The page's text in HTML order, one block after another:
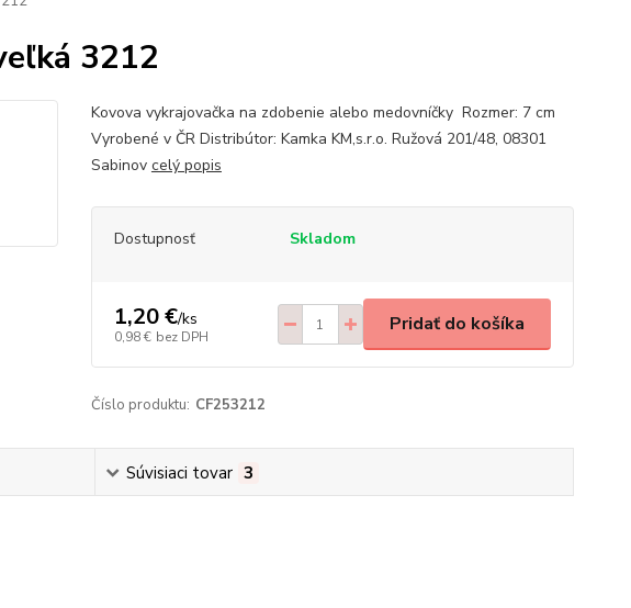
3212
Kovova vykrajovačka na zdobenie alebo medovníčky Rozmer: 7 cm
Vyrobené v ČR Distribútor: Kamka KM,s.r.o. Ružová 201/48, 08301
Sabinov celý popis
Dostupnosť Skladom
1,20 €/ks
0,98 € bez DPH
Pridať do košíka
Číslo produktu: CF253212
Súvisiaci tovar 3